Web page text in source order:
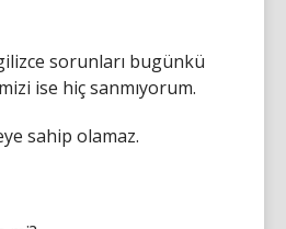
sorunları bugünkü
ise hiç sanmıyorum.
sahip olamaz.